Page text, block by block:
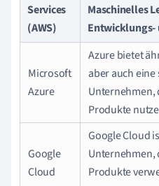
Services
(AWS)
Maschinelles
Entwicklungs-
Microsoft
Azure
Azure bietet
aber auch eine
Unternehmen,
Produkte
Google
Cloud
Google Cloud
Unternehmen,
Produkte